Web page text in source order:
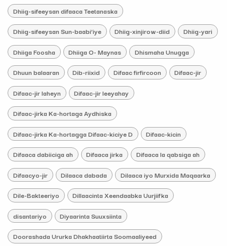
Dhiig-sifeeysan difaaca Teetanaska
Dhiig-sifeeysan Sun-baabi’iye Dhiig-xinjirow-diid Dhiig-yari
Dhiiga Foosha Dhiiga O- Maynas Dhismaha Unugga
Dhuun balaaran Dib-riixid Difaac firfircoon Difaac-jir
Difaac-jir laheyn Difaac-jir leeyahay
Difaac-jirka Ka-hortaga Aydhiska
Difaac-jirka Ka-hortagga Difaac-kiciye D Difaac-kicin
Difaaca dabiiciga ah Difaaca jirka Difaaca la qabsiga ah
Difaacyo-jir Dilaaca dabada Dilaaca iyo Murxida Maqaarka
Dile-Bakteeriyo Dillaacinta Xeendaabka Uurjiifka
disantariyo Diyaarinta Suuxsiinta
Doorashada Ururka Dhakhaatiirta Soomaaliyeed